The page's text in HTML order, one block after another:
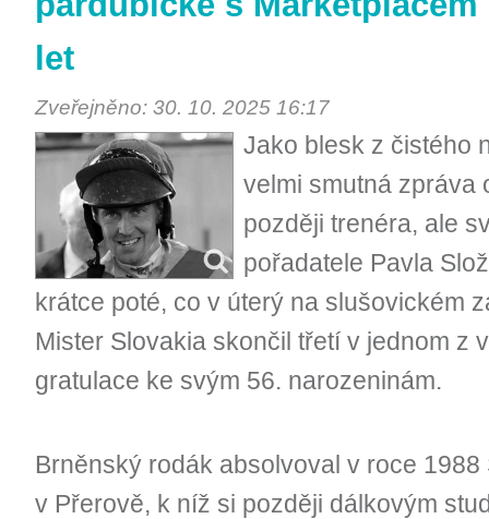
let
Zveřejněno: 30. 10. 2025 16:17
Jako blesk z čistého
velmi smutná zpráva
později trenéra, ale
pořadatele Pavla
krátce poté, co v úterý na slušovickém
Mister Slovakia skončil třetí v jednom z
gratulace ke svým 56. narozeninám.
Brněnský rodák absolvoval v roce
v Přerově, k níž si později dálkovým